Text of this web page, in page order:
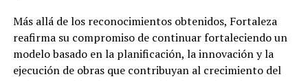
Más allá de los reconocimientos obtenidos, Fortaleza
reafirma su compromiso de continuar fortaleciendo un
modelo basado en la planificación, la innovación y la
ejecución de obras que contribuyan al crecimiento del